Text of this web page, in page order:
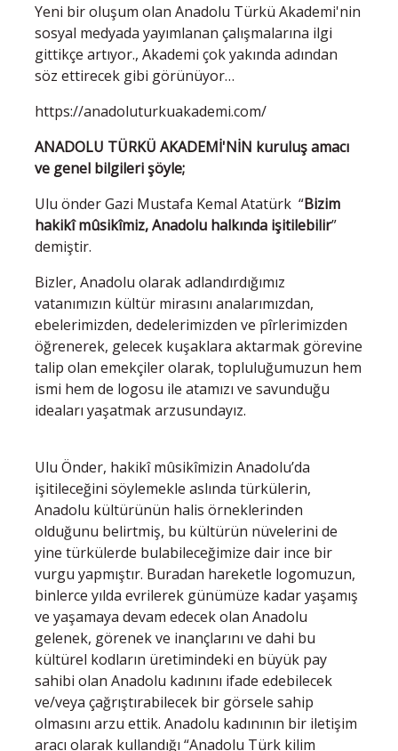
Yeni bir oluşum olan Anadolu Türkü Akademi'nin
sosyal medyada yayımlanan çalışmalarına ilgi
gittikçe artıyor., Akademi çok yakında adından
söz ettirecek gibi görünüyor…
https://anadoluturkuakademi.com/
ANADOLU TÜRKÜ AKADEMİ'NİN kuruluş amacı
ve genel bilgileri şöyle;
Ulu önder Gazi Mustafa Kemal Atatürk “Bizim
hakikî mûsikîmiz, Anadolu halkında işitilebilir”
demiştir.
Bizler, Anadolu olarak adlandırdığımız
vatanımızın kültür mirasını analarımızdan,
ebelerimizden, dedelerimizden ve pîrlerimizden
öğrenerek, gelecek kuşaklara aktarmak görevine
talip olan emekçiler olarak, topluluğumuzun hem
ismi hem de logosu ile atamızı ve savunduğu
ideaları yaşatmak arzusundayız.
Ulu Önder, hakikî mûsikîmizin Anadolu’da
işitileceğini söylemekle aslında türkülerin,
Anadolu kültürünün halis örneklerinden
olduğunu belirtmiş, bu kültürün nüvelerini de
yine türkülerde bulabileceğimize dair ince bir
vurgu yapmıştır. Buradan hareketle logomuzun,
binlerce yılda evrilerek günümüze kadar yaşamış
ve yaşamaya devam edecek olan Anadolu
gelenek, görenek ve inançlarını ve dahi bu
kültürel kodların üretimindeki en büyük pay
sahibi olan Anadolu kadınını ifade edebilecek
ve/veya çağrıştırabilecek bir görsele sahip
olmasını arzu ettik. Anadolu kadınının bir iletişim
aracı olarak kullandığı “Anadolu Türk kilim